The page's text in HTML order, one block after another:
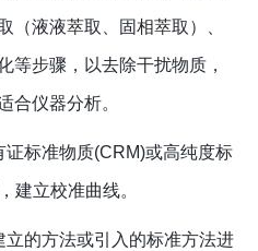
（液液萃取、固相萃取）、
等步骤，以去除干扰物质，
合仪器分析。
证标准物质(CRM)或高纯度标
建立校准曲线。
立的方法或引入的标准方法进